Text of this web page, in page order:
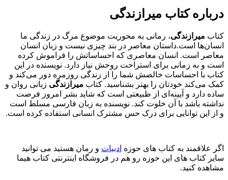
درباره کتاب میرازندگی
کتاب میرازندگی، رمانی به محوریت موضوع مرگ در زندگی ما
انسان‌ها است.داستان معاصر در بند چیزی نیست و زبان انسان
معاصر است. انسان معاصری که احساساتش را فراموش کرده‌
است و به زمانی برای استراحت روحش نیاز دارد. نویسنده در این
کتاب با احساسات خالصش شما را از زندگی روزمره دور می‌کند و
کمک می‌کند خودتان را بهتر بشناسید. کتاب میرازندگی زبانی روان و
ساده دارد و آیینه‌ای از طبیعتی است که شاید بشر امروز فرصت
نداشته باشد با آن خلوت کند. نویسنده به زبان فارسی مسلط است
و از این توانایی برای درک حس مشترک انسانی استفاده کرده است.
اگر علاقمند به کتاب های حوزه ادبیات و رمان هستید می توانید
سایر کتاب های این حوزه رو هم در فروشگاه اینترنتی کتاب هیما
مشاهده کنید.